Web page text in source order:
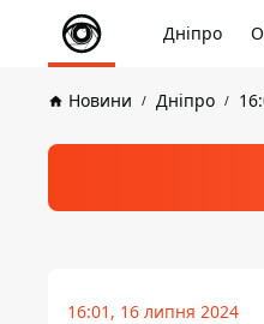
Дніпро
Новини Дніпро
16:01, 16 липня 2024